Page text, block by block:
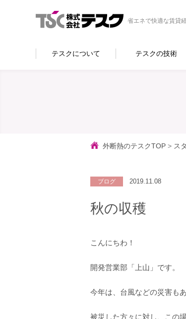
省エネで快適な賃貸
テスクについて テスクの技術
外断熱のテスクTOP > ス
ブログ 2019.11.08
秋の収穫
こんにちわ！
開発営業部「上山」です。
今年は、台風などの災害も
被災した方々に対し、この